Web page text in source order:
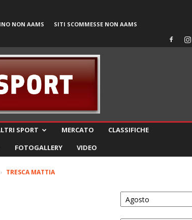
NON AAMS SITI SCOMMESSE NON AAMS
SPORT MERCATO
CLASSIFICHE
FOTOGALLERY VIDEO
TRESCA MATTIA